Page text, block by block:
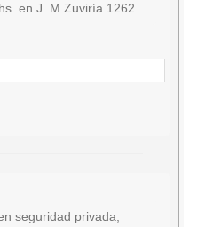
en J. M Zuviría 1262.
seguridad privada,